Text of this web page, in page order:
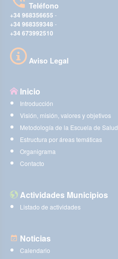
Teléfono
+34 968356655 -
+34 968359348 -
+34 673992510
Aviso Legal
Inicio
Introducción
Visión, misión, valores y objetivos
Metodología de la Escuela de Salud
Estructura por áreas temáticas
Organigrama
Contacto
Actividades Municipios
Listado de actividades
Noticias
Calendario